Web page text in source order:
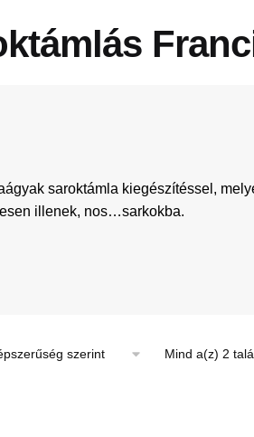
saroktámla kiegészítéssel,
illenek, nos…sarkokba.
Mind a(z) 2